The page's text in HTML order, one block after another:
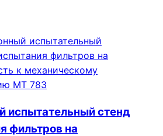
испытательный стенд
фильтров на